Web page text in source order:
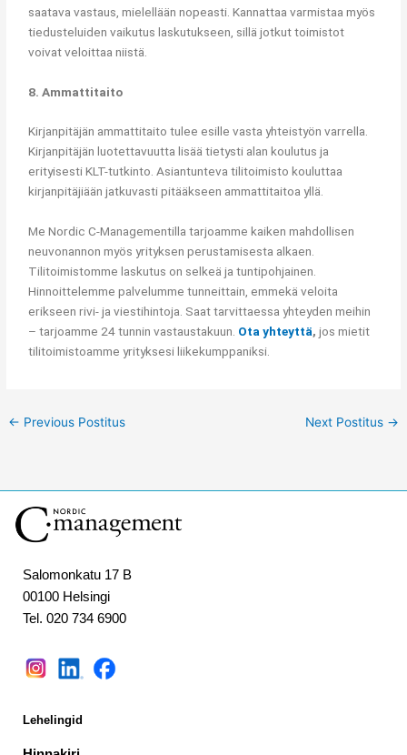
saatava vastaus, mielellään nopeasti. Kannattaa varmistaa myös
tiedusteluiden vaikutus laskutukseen, sillä jotkut toimistot
voivat veloittaa niistä.
8. Ammattitaito
Kirjanpitäjän ammattitaito tulee esille vasta yhteistyön varrella.
Kirjanpitäjän luotettavuutta lisää tietysti alan koulutus ja
erityisesti KLT-tutkinto. Asiantunteva tilitoimisto kouluttaa
kirjanpitäjiään jatkuvasti pitääkseen ammattitaitoa yllä.
Me Nordic C-Managementilla tarjoamme kaiken mahdollisen
neuvonannon myös yrityksen perustamisesta alkaen.
Tilitoimistomme laskutus on selkeä ja tuntipohjainen.
Hinnoittelemme palvelumme tunneittain, emmekä veloita
erikseen rivi- ja viestihintoja. Saat tarvittaessa yhteyden meihin
– tarjoamme 24 tunnin vastaustakuun. Ota yhteyttä, jos mietit
tilitoimistoamme yrityksesi liikekumppaniksi.
← Previous Postitus Next Postitus →
Salomonkatu 17 B
00100 Helsingi
Tel. 020 734 6900
Lehelingid